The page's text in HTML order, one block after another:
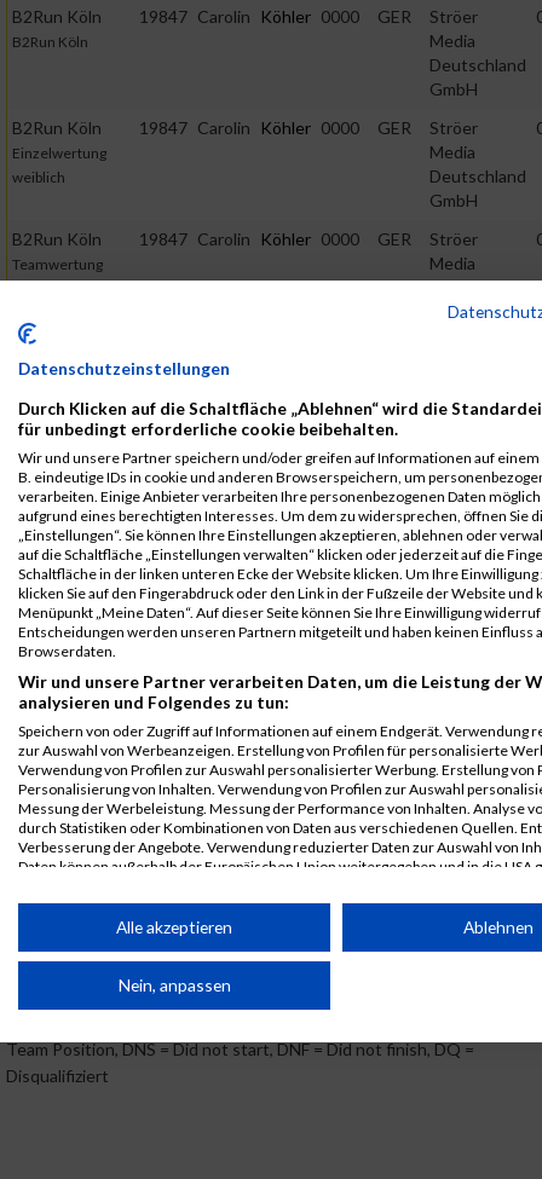
B2Run Köln
B2Run Köln
19847 Carolin Köhler 0000 GER
Ströer
Media
Deutschland
GmbH
B2Run Köln
Einzelwertung
weiblich
19847 Carolin Köhler 0000 GER
Ströer
Media
Deutschland
GmbH
B2Run Köln
Teamwertung
19847 Carolin Köhler 0000 GER
Ströer
Media
Deutschland
GmbH
B2Run Köln
Teamwertung
weiblich
Deutschland
2015
VeranstaltungStnr
First
Name
Last
Name Jahr NationVerein Net
B2Run
Nürnberg
B2RUN Nürnberg
4362 Carolin Köhler 0000 GER
Deutsche
Bahn AG
B2Run
Nürnberg
Einzelwertung
weiblich
Bahn AG
B2Run
Nürnberg
Teamwertung
mixed
4362 Carolin Köhler 0000 GER
Deutsche
Bahn AG
Nürnberg
weiblich
Bahn AG
Team Position, DNS = Did not start, DNF = Did not finish, DQ =
Disqualifiziert
Datenschutzeinstellungen
Durch Klicken auf die Schaltfläche „Ablehnen“ wird die
für unbedingt erforderliche cookie beibehalten.
Wir und unsere Partner speichern und/oder greifen auf Informationen auf einem
B. eindeutige IDs in cookie und anderen Browserspeichern, um
verarbeiten. Einige Anbieter verarbeiten Ihre personenbezogenen Daten
aufgrund eines berechtigten Interesses. Um dem zu widersprechen, öffnen Sie
„Einstellungen“. Sie können Ihre Einstellungen akzeptieren, ablehnen oder
auf die Schaltfläche „Einstellungen verwalten“ klicken oder jederzeit auf die
Schaltfläche in der linken unteren Ecke der Website klicken. Um Ihre
klicken Sie auf den Fingerabdruck oder den Link in der Fußzeile der Website und
Menüpunkt „Meine Daten“. Auf dieser Seite können Sie Ihre Einwilligung
Entscheidungen werden unseren Partnern mitgeteilt und haben keinen Einfluss
Browserdaten.
Wir und unsere Partner verarbeiten Daten, um die Leistung der
analysieren und Folgendes zu tun:
Speichern von oder Zugriff auf Informationen auf einem Endgerät. Verwendung
zur Auswahl von Werbeanzeigen. Erstellung von Profilen für personalisierte
Verwendung von Profilen zur Auswahl personalisierter Werbung. Erstellung von
Personalisierung von Inhalten. Verwendung von Profilen zur Auswahl
Messung der Werbeleistung. Messung der Performance von Inhalten. Analyse
durch Statistiken oder Kombinationen von Daten aus verschiedenen Quellen.
Verbesserung der Angebote. Verwendung reduzierter Daten zur Auswahl von
Daten können außerhalb der Europäischen Union weitergegeben und in die USA
Partnerliste anzeigen (1 IAB-Anbieter)
Wir nutzen Ihre Daten für folgende Zwecke:
IAB-Verarbeitungszwecke:
Speichern von oder Zugriff auf Informationen auf einem
Endgerät
Alle akzeptieren Ablehnen
Nein, anpassen